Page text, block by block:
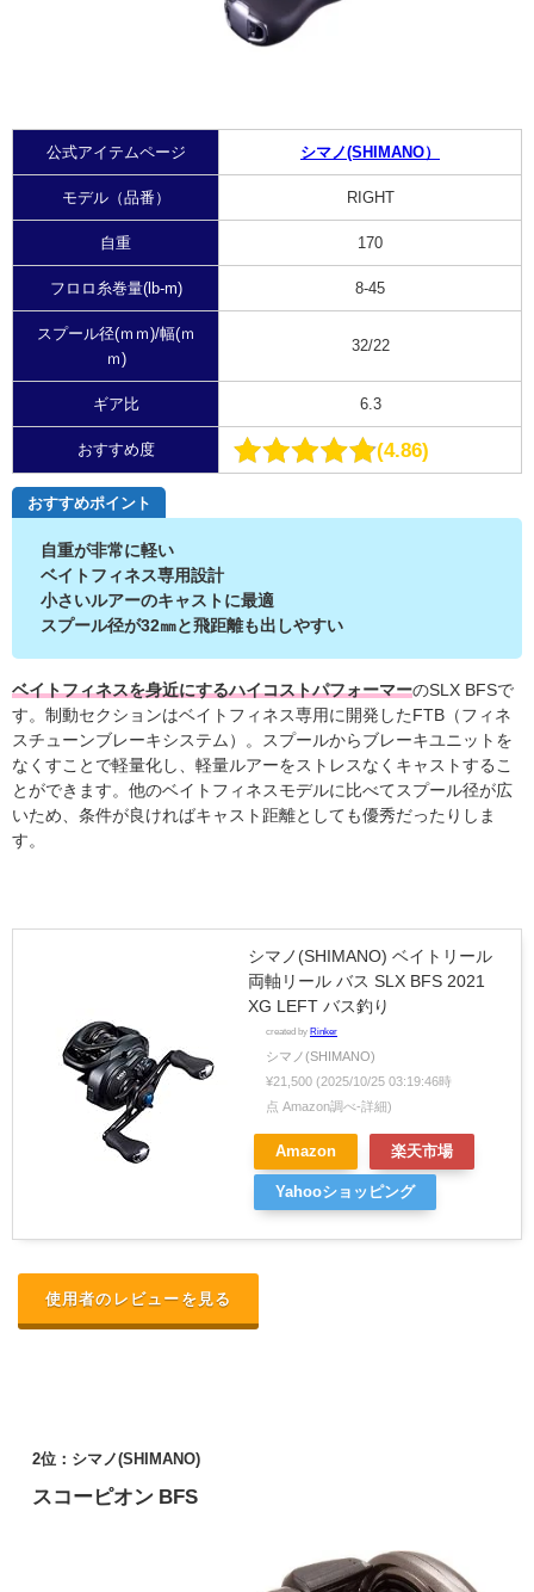
公式アイテムページ シマノ(SHIMANO）
モデル（品番） RIGHT
自重 170
フロロ糸巻量(lb-m) 8-45
スプール径(ｍｍ)/幅(ｍ
ｍ)
32/22
ギア比 6.3
おすすめ度 4.86
おすすめポイント
自重が非常に軽い
ベイトフィネス専用設計
小さいルアーのキャストに最適
スプール径が32㎜と飛距離も出しやすい
ベイトフィネスを身近にするハイコストパフォーマーのSLX BFSで
す。制動セクションはベイトフィネス専用に開発したFTB（フィネ
スチューンブレーキシステム）。スプールからブレーキユニットを
なくすことで軽量化し、軽量ルアーをストレスなくキャストするこ
とができます。他のベイトフィネスモデルに比べてスプール径が広
いため、条件が良ければキャスト距離としても優秀だったりしま
す。
シマノ(SHIMANO) ベイトリール
両軸リール バス SLX BFS 2021
XG LEFT バス釣り
created by Rinker
シマノ(SHIMANO)
¥21,500 (2025/10/25 03:19:46時
点 Amazon調べ-詳細)
Amazon 楽天市場
Yahooショッピング
使用者のレビューを見る
2位：シマノ(SHIMANO)
スコーピオン BFS